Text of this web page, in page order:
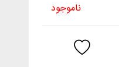
ناموجود